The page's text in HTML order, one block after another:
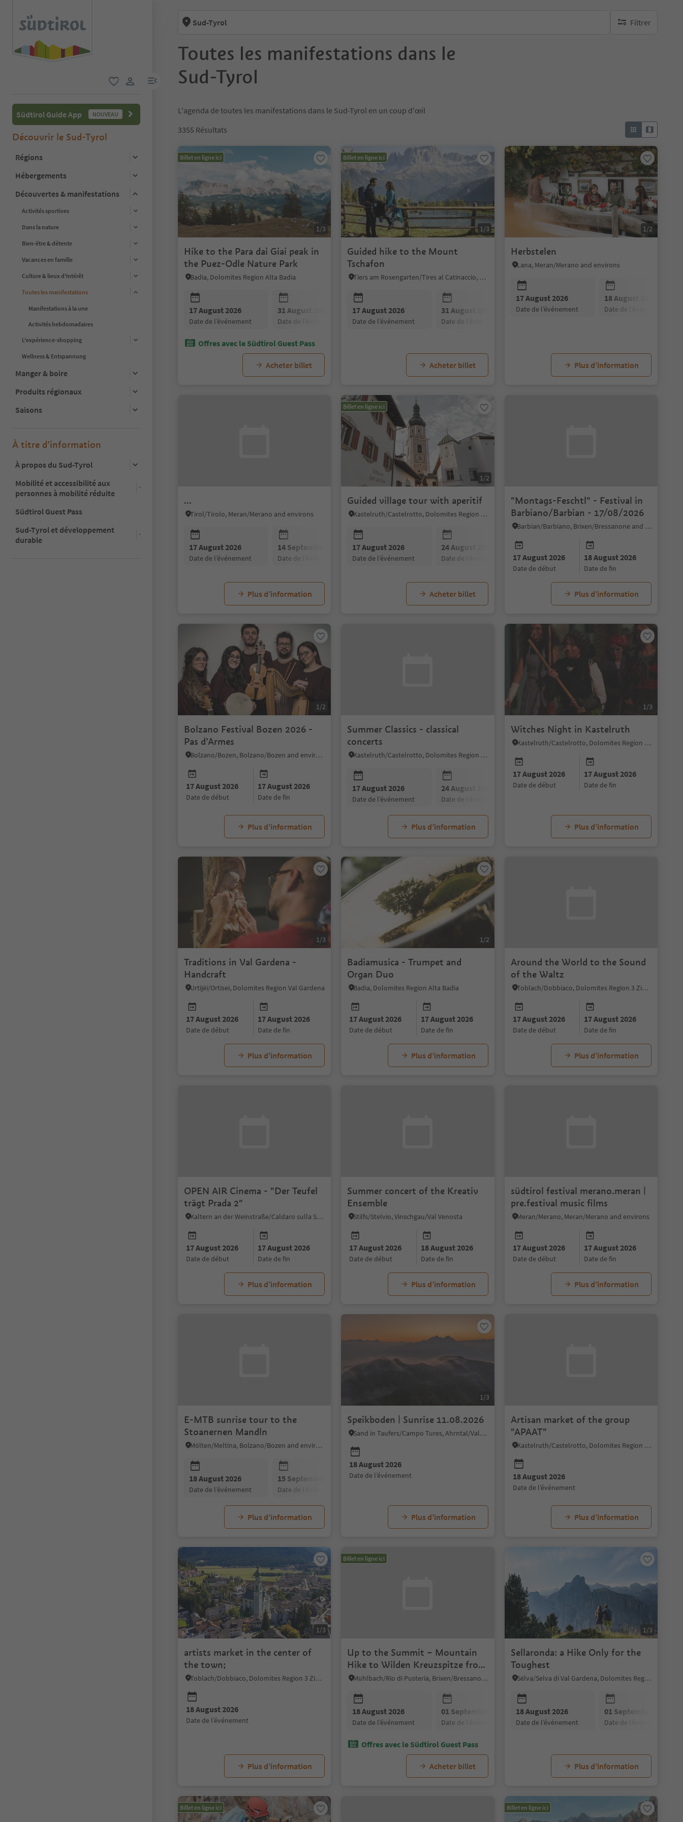
lien menu
Südtirol Guide App NOUVEAU
Découvrir le Sud-Tyrol
Régions
Hébergements
Découvertes & manifestations
Activités sportives
Dans la nature
Bien-être & détente
Vacances en famille
Culture & lieux d'intérêt
Toutes les manifestations
Manifestations à la une
Activités hebdomadaires
L'expérience-shopping
Wellness & Entspannung
Manger & boire
Produits régionaux
Saisons
À titre d’information
À propos du Sud-Tyrol
Mobilité et accessibilité aux
personnes à mobilité réduite
Südtirol Guest Pass
Sud-Tyrol et développement
durable
Sud-Tyrol Filtrer
aucun filtre actif
Toutes les manifestations dans le
Sud-Tyrol
L'agenda de toutes les manifestations dans le Sud-Tyrol en un coup d'œil
3355 Résultats
Billet en ligne ici
1/3
Hike to the Para dai Giai peak in
the Puez-Odle Nature Park
Badia, Dolomites Region Alta Badia
17 August 2026
date de l’événement
31 August 2026
date de l’événement
Offres avec le Südtirol Guest Pass
Acheter billet
Billet en ligne ici
1/3
Guided hike to the Mount
Tschafon
Tiers am Rosengarten/Tires al Catinaccio, Dolomites Region Seiser Alm
17 August 2026
date de l’événement
31 August 2026
date de l’événement
14 September 2026 28 September
Acheter billet
1/2
Herbstelen
Lana, Meran/Merano and environs
17 August 2026
date de l’événement
18 August 2026
date de l’événement
Plus d’information
...
Tirol/Tirolo, Meran/Merano and environs
17 August 2026
date de l’événement
14 September 2026
date de l’événement
21 September 2026
date de l’événement
12 October 2026
date de l’événement
Plus d’information
Billet en ligne ici
1/2
Guided village tour with aperitif
Kastelruth/Castelrotto, Dolomites Region Seiser Alm
17 August 2026
date de l’événement
24 August 2026
date de l’événement date de l’événement date de l’événement
Acheter billet
"Montags-Feschtl" - Festival in
Barbiano/Barbian - 17/08/2026
Barbian/Barbiano, Brixen/Bressanone and environs
17 August 2026
date de début
18 August 2026
date de fin
Plus d’information
1/2
Bolzano Festival Bozen 2026 -
Pas d’Armes
Bolzano/Bozen, Bolzano/Bozen and environs
17 August 2026
date de début
17 August 2026
date de fin
Plus d’information
Summer Classics - classical
concerts
Kastelruth/Castelrotto, Dolomites Region Seiser Alm
17 August 2026
date de l’événement
24 August 2026
date de l’événement
07 September 2026
Plus d’information
1/3
Witches Night in Kastelruth
Kastelruth/Castelrotto, Dolomites Region Seiser Alm
17 August 2026
date de début
17 August 2026
date de fin
Plus d’information
1/3
Traditions in Val Gardena -
Handcraft
Urtijëi/Ortisei, Dolomites Region Val Gardena
17 August 2026
date de début
17 August 2026
date de fin
Plus d’information
1/2
Badiamusica - Trumpet and
Organ Duo
Badia, Dolomites Region Alta Badia
17 August 2026
date de début
17 August 2026
date de fin
Plus d’information
Around the World to the Sound
of the Waltz
Toblach/Dobbiaco, Dolomites Region 3 Zinnen
17 August 2026
date de début
17 August 2026
date de fin
Plus d’information
OPEN AIR Cinema - "Der Teufel
trägt Prada 2"
Kaltern an der Weinstraße/Caldaro sulla Strada del Vino, Alto Adige Wine Road
17 August 2026
date de début
17 August 2026
date de fin
Plus d’information
Summer concert of the Kreativ
Ensemble
Stilfs/Stelvio, Vinschgau/Val Venosta
17 August 2026
date de début
18 August 2026
date de fin
Plus d’information
südtirol festival merano.meran |
pre.festival music films
Meran/Merano, Meran/Merano and environs
17 August 2026
date de début
17 August 2026
date de fin
Plus d’information
E-MTB sunrise tour to the
Stoanernen Mandln
Mölten/Meltina, Bolzano/Bozen and environs
18 August 2026
date de l’événement
15 September 2026
date de l’événement
03 October 2026
Plus d’information
1/3
Speikboden | Sunrise 11.08.2026
Sand in Taufers/Campo Tures, Ahrntal/Valle Aurina
18 August 2026
date de l’événement
Plus d’information
Artisan market of the group
"APAAT"
Kastelruth/Castelrotto, Dolomites Region Seiser Alm
18 August 2026
date de l’événement
Plus d’information
1/3
artists market in the center of
the town;
Toblach/Dobbiaco, Dolomites Region 3 Zinnen
18 August 2026
date de l’événement
Plus d’information
Billet en ligne ici
Up to the Summit – Mountain
Hike to Wilden Kreuzspitze from
Vals (3,134 metres)
Mühlbach/Rio di Pusteria, Brixen/Bressanone and environs
18 August 2026
date de l’événement
01 September 2026
date de l’événement
15 September 2026
date de l’événement
29 September
date de l’événement
Offres avec le Südtirol Guest Pass
Acheter billet
1/3
Sellaronda: a Hike Only for the
Toughest
Sëlva/Selva di Val Gardena, Dolomites Region Val Gardena
18 August 2026
date de l’événement
01 September 2026
date de l’événement
Plus d’information
Billet en ligne ici Billet en ligne ici